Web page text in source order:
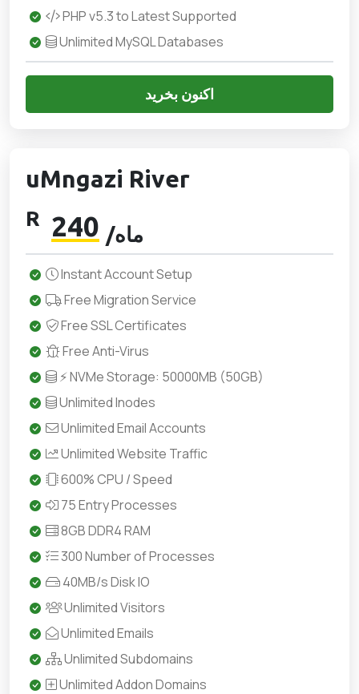
PHP v5.3 to Latest Supported
Unlimited MySQL Databases
اکنون بخرید
uMngazi River
R 240 /ماه
Instant Account Setup
Free Migration Service
Free SSL Certificates
Free Anti-Virus
⚡ NVMe Storage: 50000MB (50GB)
Unlimited Inodes
Unlimited Email Accounts
Unlimited Website Traffic
600% CPU / Speed
75 Entry Processes
8GB DDR4 RAM
300 Number of Processes
40MB/s Disk IO
Unlimited Visitors
Unlimited Emails
Unlimited Subdomains
Unlimited Addon Domains